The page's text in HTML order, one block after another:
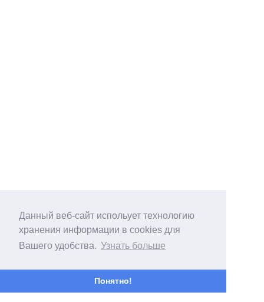
Данный веб-сайт испольует технологию
хранения информации в cookies для
Вашего удобства. Узнать больше
Понятно!